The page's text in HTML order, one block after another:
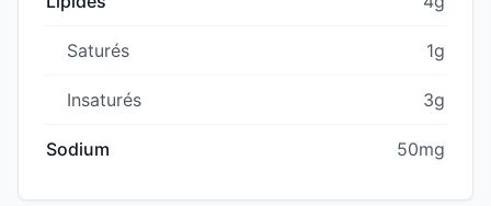
Saturés 1g
Insaturés 3g
Sodium 50mg